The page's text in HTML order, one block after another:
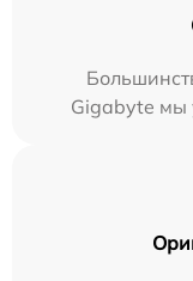
Gigabyte мы